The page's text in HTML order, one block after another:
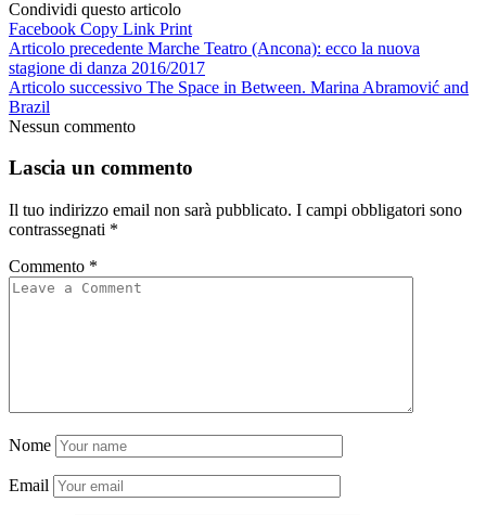
Condividi questo articolo
Facebook Copy Link Print
Articolo precedente Marche Teatro (Ancona): ecco la nuova
stagione di danza 2016/2017
Articolo successivo The Space in Between. Marina Abramović and
Brazil
Nessun commento
Lascia un commento
Il tuo indirizzo email non sarà pubblicato. I campi obbligatori sono
contrassegnati *
Commento *
Nome
Email